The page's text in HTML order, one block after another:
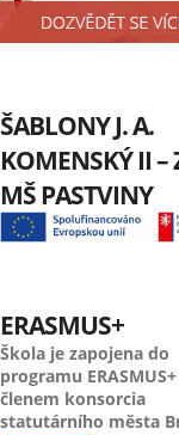
ŠABLONY J. A.
KOMENSKÝ II –
MŠ PASTVINY
ERASMUS+
Škola je zapojena do
programu
členem konsorcia
statutárního města